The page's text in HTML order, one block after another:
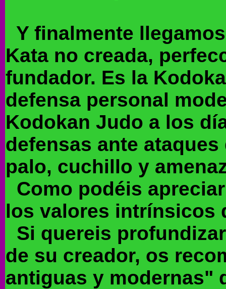
Y finalmente
Kata no creada,
fundador. Es la
defensa personal
Kodokan Judo a los
defensas ante
palo, cuchillo y
Como podéis
los valores intrínsicos
Si quereis
de su creador, os
antiguas y modernas"